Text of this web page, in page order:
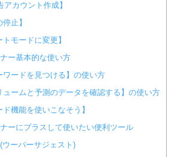
アカウント作成】
停止】
モードに変更】
ー基本的な使い方
ワードを見つける】の使い方
ュームと予測のデータを確認する】の使い方
ド機能を使いこなそう】
ーにプラスして使いたい便利ツール
ウーバーサジェスト)